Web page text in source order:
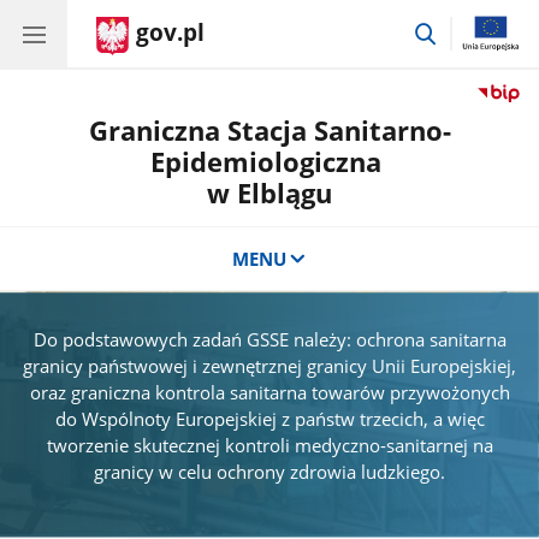
gov.pl
przejdź
Graniczna Stacja Sanitarno-
Epidemiologiczna
w Elblągu
MENU
Do podstawowych zadań GSSE należy: ochrona sanitarna
granicy państwowej i zewnętrznej granicy Unii Europejskiej,
oraz graniczna kontrola sanitarna towarów przywożonych
do Wspólnoty Europejskiej z państw trzecich, a więc
tworzenie skutecznej kontroli medyczno-sanitarnej na
granicy w celu ochrony zdrowia ludzkiego.